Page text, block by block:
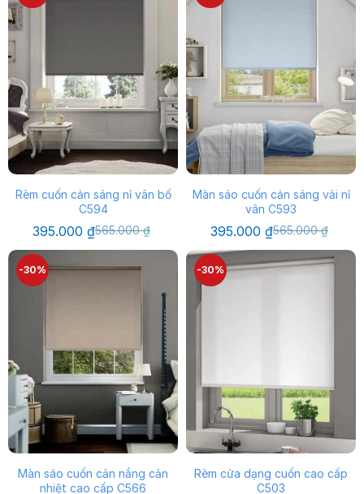
Rèm cuốn cản sáng nỉ vân bố
C594
565.000₫
Giá
gốc
565.000 ₫.
395.000 ₫Giá
hiện
là:
Màn sáo cuốn cản sáng vải nỉ
vân C593
565.000₫
Giá
gốc
là:
565.000 ₫.
395.000 ₫Giá
hiện
tại
là:
-30%
Màn sáo cuốn cản nắng cản
nhiệt cao cấp C566
-30%
Rèm cửa dạng cuốn cao cấp
C503